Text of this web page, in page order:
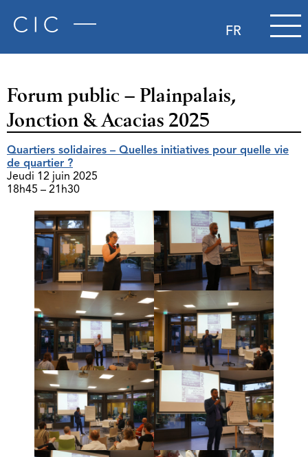
FR
Forum public – Plainpalais,
Jonction & Acacias 2025
Quartiers solidaires – Quelles initiatives pour quelle vie
de quartier ?
Jeudi 12 juin 2025
18h45 – 21h30